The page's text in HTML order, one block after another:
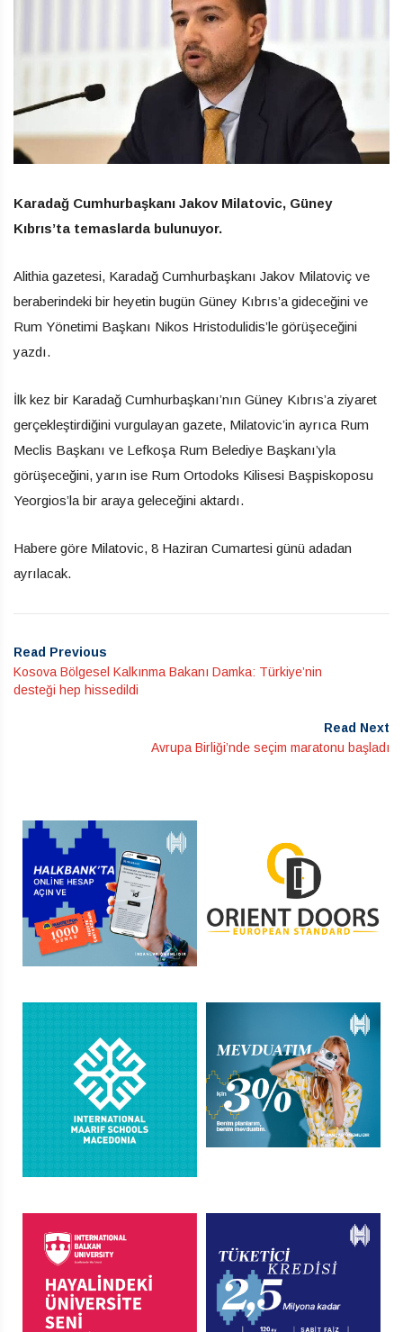
Karadağ Cumhurbaşkanı Jakov Milatovic, Güney
Kıbrıs’ta temaslarda bulunuyor.
Alithia gazetesi, Karadağ Cumhurbaşkanı Jakov Milatoviç ve
beraberindeki bir heyetin bugün Güney Kıbrıs’a gideceğini ve
Rum Yönetimi Başkanı Nikos Hristodulidis’le görüşeceğini
yazdı.
İlk kez bir Karadağ Cumhurbaşkanı’nın Güney Kıbrıs’a ziyaret
gerçekleştirdiğini vurgulayan gazete, Milatovic’in ayrıca Rum
Meclis Başkanı ve Lefkoşa Rum Belediye Başkanı’yla
görüşeceğini, yarın ise Rum Ortodoks Kilisesi Başpiskoposu
Yeorgios’la bir araya geleceğini aktardı.
Habere göre Milatovic, 8 Haziran Cumartesi günü adadan
ayrılacak.
Read Previous
Kosova Bölgesel Kalkınma Bakanı Damka: Türkiye’nin
desteği hep hissedildi
Read Next
Avrupa Birliği’nde seçim maratonu başladı